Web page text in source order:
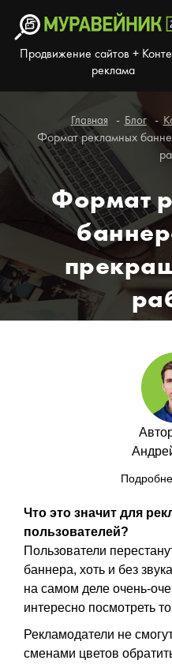
Продвижение сайтов +
реклама
Главная Блог
Формат рекламных
Формат
Что это значит для
пользователей?
Пользователи
баннера, хоть и без
на самом деле очень-
интересно посмотреть
Рекламодатели не
сменами цветов